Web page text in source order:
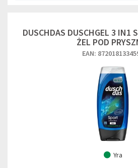
DUSCHDAS DUSCHGEL 3 IN1
ŻEL POD
EAN:
Yra